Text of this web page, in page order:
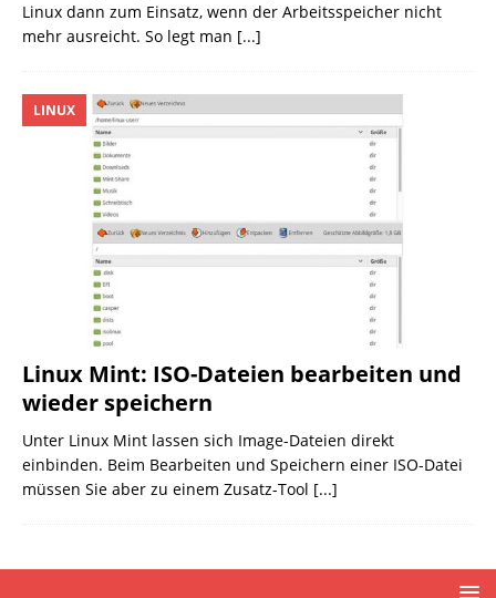
Linux dann zum Einsatz, wenn der Arbeitsspeicher nicht
mehr ausreicht. So legt man [...]
Linux Mint: ISO-Dateien bearbeiten und
wieder speichern
LINUX
Unter Linux Mint lassen sich Image-Dateien direkt
einbinden. Beim Bearbeiten und Speichern einer ISO-Datei
müssen Sie aber zu einem Zusatz-Tool [...]